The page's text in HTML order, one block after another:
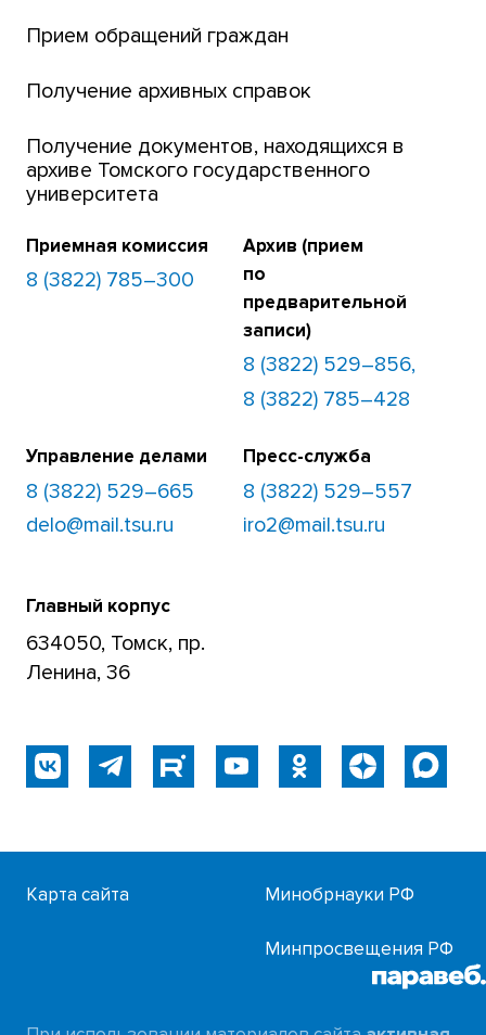
Банк инициатив по развитию университета
Прием обращений граждан
Получение архивных справок
Получение документов, находящихся в
архиве Томского государственного
университета
Приемная комиссия
8 (3822) 785–300
Архив (прием
по
предварительной
записи)
8 (3822) 529–856,
8 (3822) 785–428
Управление делами
8 (3822) 529–665
delo@mail.tsu.ru
Пресс-служба
8 (3822) 529–557
iro2@mail.tsu.ru
Главный корпус
634050, Томск, пр.
Ленина, 36
Карта сайта Минобрнауки РФ
Минпросвещения РФ